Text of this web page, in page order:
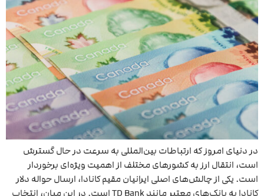
در دنیای امروز که ارتباطات بین‌المللی به سرعت در حال گسترش
است، انتقال ارز به کشورهای مختلف از اهمیت ویژه‌ای برخوردار
است. یکی از چالش‌های اصلی ایرانیان مقیم کانادا، ارسال حواله دلار
کانادا به بانک‌های معتبر مانند TD Bank است. در این میان، انتخاب